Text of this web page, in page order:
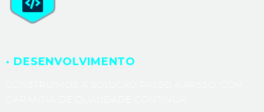
· DESENVOLVIMENTO